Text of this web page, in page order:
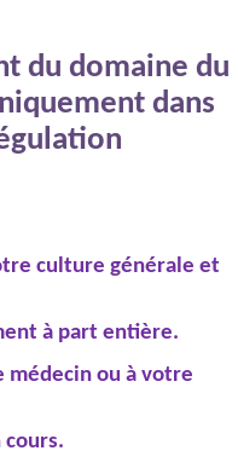
du domaine du
dans
culture générale et
à part entière.
médecin ou à votre